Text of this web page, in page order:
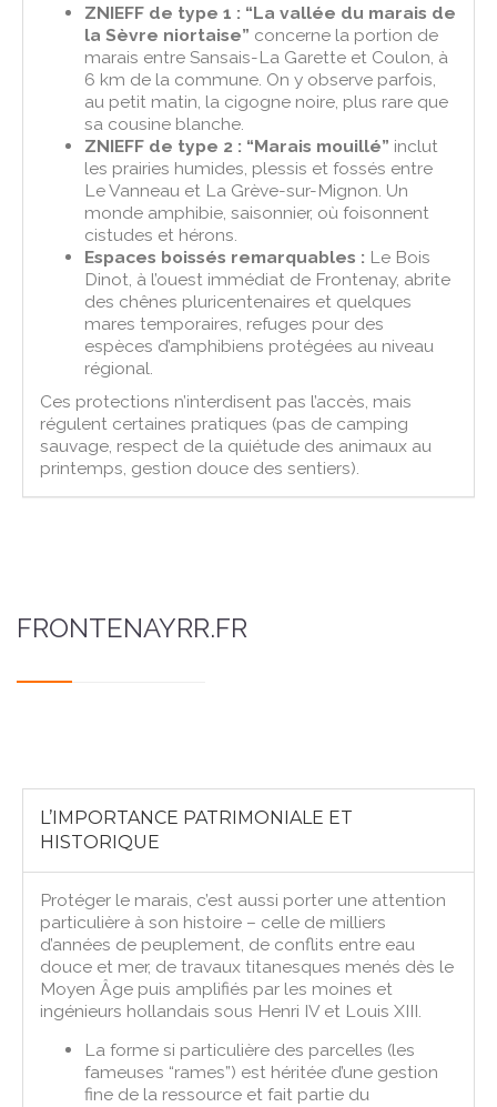
ZNIEFF de type 1 : “La vallée du marais de
la Sèvre niortaise” concerne la portion de
marais entre Sansais-La Garette et Coulon, à
6 km de la commune. On y observe parfois,
au petit matin, la cigogne noire, plus rare que
sa cousine blanche.
ZNIEFF de type 2 : “Marais mouillé” inclut
les prairies humides, plessis et fossés entre
Le Vanneau et La Grève-sur-Mignon. Un
monde amphibie, saisonnier, où foisonnent
cistudes et hérons.
Espaces boissés remarquables : Le Bois
Dinot, à l’ouest immédiat de Frontenay, abrite
des chênes pluricentenaires et quelques
mares temporaires, refuges pour des
espèces d’amphibiens protégées au niveau
régional.
Ces protections n’interdisent pas l’accès, mais
régulent certaines pratiques (pas de camping
sauvage, respect de la quiétude des animaux au
printemps, gestion douce des sentiers).
FRONTENAYRR.FR
L’IMPORTANCE PATRIMONIALE ET
HISTORIQUE
Protéger le marais, c’est aussi porter une attention
particulière à son histoire – celle de milliers
d’années de peuplement, de conflits entre eau
douce et mer, de travaux titanesques menés dès le
Moyen Âge puis amplifiés par les moines et
ingénieurs hollandais sous Henri IV et Louis XIII.
La forme si particulière des parcelles (les
fameuses “rames”) est héritée d’une gestion
fine de la ressource et fait partie du